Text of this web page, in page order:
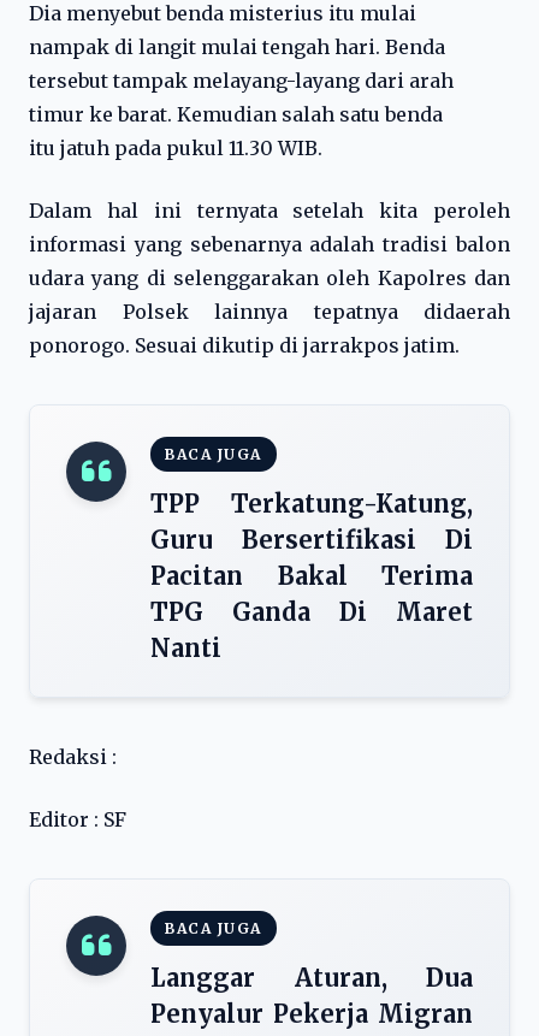
Dia menyebut benda misterius itu mulai
nampak di langit mulai tengah hari. Benda
tersebut tampak melayang-layang dari arah
timur ke barat. Kemudian salah satu benda
itu jatuh pada pukul 11.30 WIB.
Dalam hal ini ternyata setelah kita peroleh
informasi yang sebenarnya adalah tradisi balon
udara yang di selenggarakan oleh Kapolres dan
jajaran Polsek lainnya tepatnya didaerah
ponorogo. Sesuai dikutip di jarrakpos jatim.
BACA JUGA
TPP Terkatung-Katung,
Guru Bersertifikasi Di
Pacitan Bakal Terima
TPG Ganda Di Maret
Nanti
Redaksi :
Editor : SF
BACA JUGA
Langgar Aturan, Dua
Penyalur Pekerja Migran